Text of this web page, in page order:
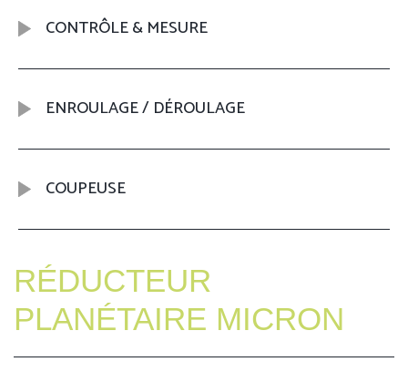
CONTRÔLE & MESURE
ENROULAGE / DÉROULAGE
COUPEUSE
RÉDUCTEUR
PLANÉTAIRE MICRON